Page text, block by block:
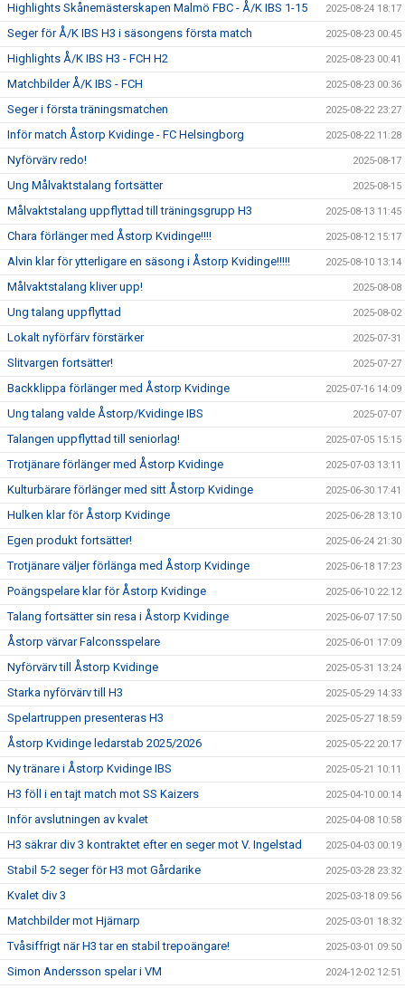
Highlights Skånemästerskapen Malmö FBC - Å/K IBS 1-15 2025-08-24 18:17
Seger för Å/K IBS H3 i säsongens första match 2025-08-23 00:45
Highlights Å/K IBS H3 - FCH H2 2025-08-23 00:41
Matchbilder Å/K IBS - FCH 2025-08-23 00:36
Seger i första träningsmatchen 2025-08-22 23:27
Inför match Åstorp Kvidinge - FC Helsingborg 2025-08-22 11:28
Nyförvärv redo! 2025-08-17
Ung Målvaktstalang fortsätter 2025-08-15
Målvaktstalang uppflyttad till träningsgrupp H3 2025-08-13 11:45
Chara förlänger med Åstorp Kvidinge!!!! 2025-08-12 15:17
Alvin klar för ytterligare en säsong i Åstorp Kvidinge!!!!! 2025-08-10 13:14
Målvaktstalang kliver upp! 2025-08-08
Ung talang uppflyttad 2025-08-02
Lokalt nyförfärv förstärker 2025-07-31
Slitvargen fortsätter! 2025-07-27
Backklippa förlänger med Åstorp Kvidinge 2025-07-16 14:09
Ung talang valde Åstorp/Kvidinge IBS 2025-07-07
Talangen uppflyttad till seniorlag! 2025-07-05 15:15
Trotjänare förlänger med Åstorp Kvidinge 2025-07-03 13:11
Kulturbärare förlänger med sitt Åstorp Kvidinge 2025-06-30 17:41
Hulken klar för Åstorp Kvidinge 2025-06-28 13:10
Egen produkt fortsätter! 2025-06-24 21:30
Trotjänare väljer förlänga med Åstorp Kvidinge 2025-06-18 17:23
Poängspelare klar för Åstorp Kvidinge 2025-06-10 22:12
Talang fortsätter sin resa i Åstorp Kvidinge 2025-06-07 17:50
Åstorp värvar Falconsspelare 2025-06-01 17:09
Nyförvärv till Åstorp Kvidinge 2025-05-31 13:24
Starka nyförvärv till H3 2025-05-29 14:33
Spelartruppen presenteras H3 2025-05-27 18:59
Åstorp Kvidinge ledarstab 2025/2026 2025-05-22 20:17
Ny tränare i Åstorp Kvidinge IBS 2025-05-21 10:11
H3 föll i en tajt match mot SS Kaizers 2025-04-10 00:14
Inför avslutningen av kvalet 2025-04-08 10:58
H3 säkrar div 3 kontraktet efter en seger mot V. Ingelstad 2025-04-03 00:19
Stabil 5-2 seger för H3 mot Gårdarike 2025-03-28 23:32
Kvalet div 3 2025-03-18 09:56
Matchbilder mot Hjärnarp 2025-03-01 18:32
Tvåsiffrigt när H3 tar en stabil trepoängare! 2025-03-01 09:50
Simon Andersson spelar i VM 2024-12-02 12:51